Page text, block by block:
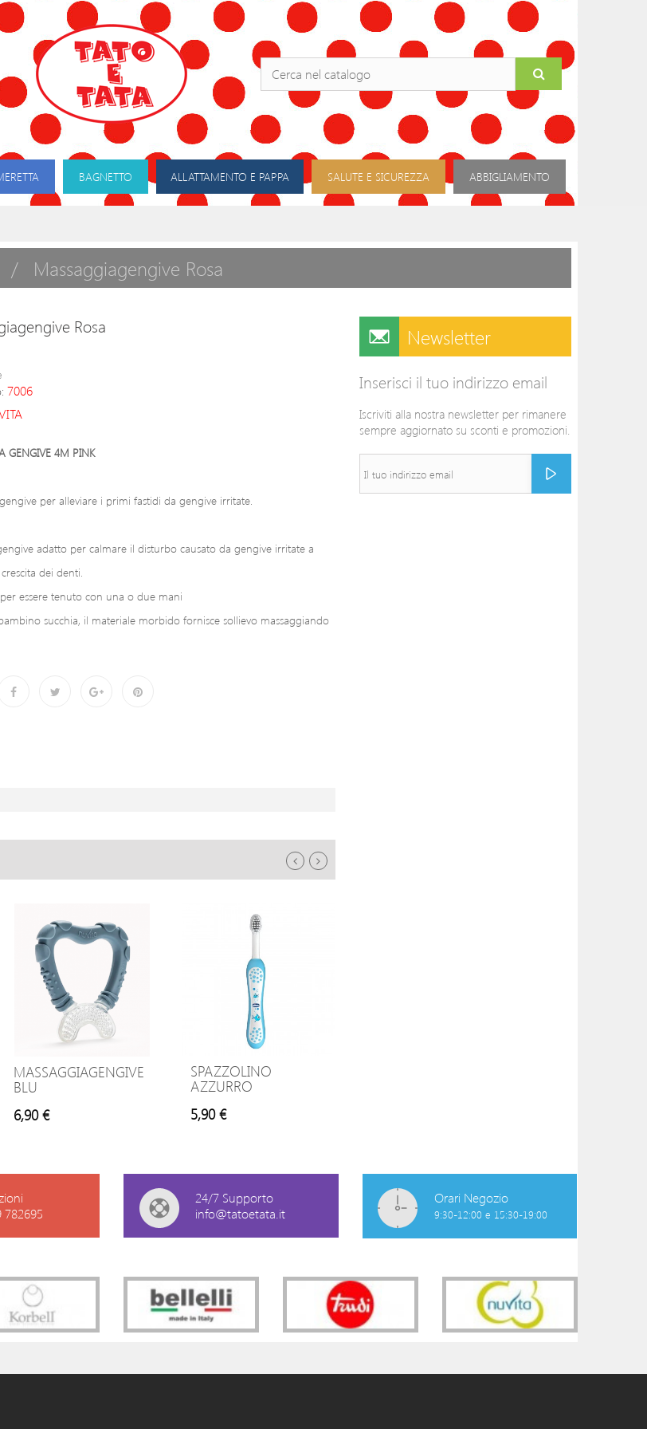
BAGNETTO ALLATTAMENTO E PAPPA SALUTE E SICUREZZA ABBIGLIAMENTO
Massaggiagengive Rosa
Rosa
7006
GENGIVE 4M PINK
per alleviare i primi fastidi da gengive irritate.
adatto per calmare il disturbo causato da gengive irritate a
dei denti.
essere tenuto con una o due mani
succhia, il materiale morbido fornisce sollievo massaggiando
MASSAGGIAGENGIVE
BLU
6,90 €
SPAZZOLINO
AZZURRO
5,90 €
Newsletter
Inserisci il tuo indirizzo email
Iscriviti alla nostra newsletter per rimanere
sempre aggiornato su sconti e promozioni.
782695
24/7 Supporto
info@tatoetata.it
Orari Negozio
9:30-12:00 e 15:30-19:00